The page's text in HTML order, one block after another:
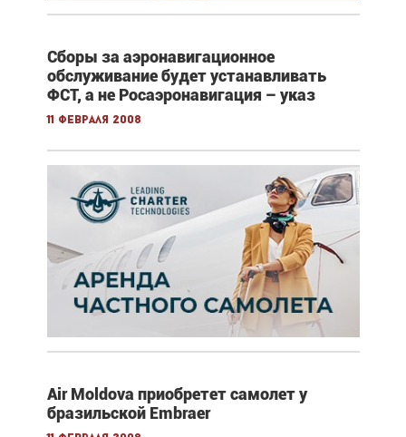
Сборы за аэронавигационное
обслуживание будет устанавливать
ФСТ, а не Росаэронавигация – указ
11 февраля 2008
Air Moldova приобретет самолет у
бразильской Embraer